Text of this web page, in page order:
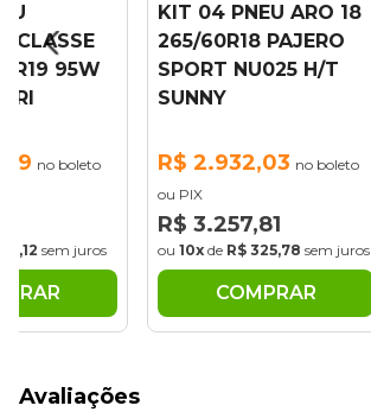
CLASSE
95W
no boleto
sem juros
KIT 04 PNEU ARO 18
265/60R18 PAJERO
SPORT NU025 H/T
SUNNY
R$ 2.932,03 no boleto
ou PIX
R$ 3.257,81
ou 10x de R$ 325,78 sem juros
COMPRAR
Avaliações